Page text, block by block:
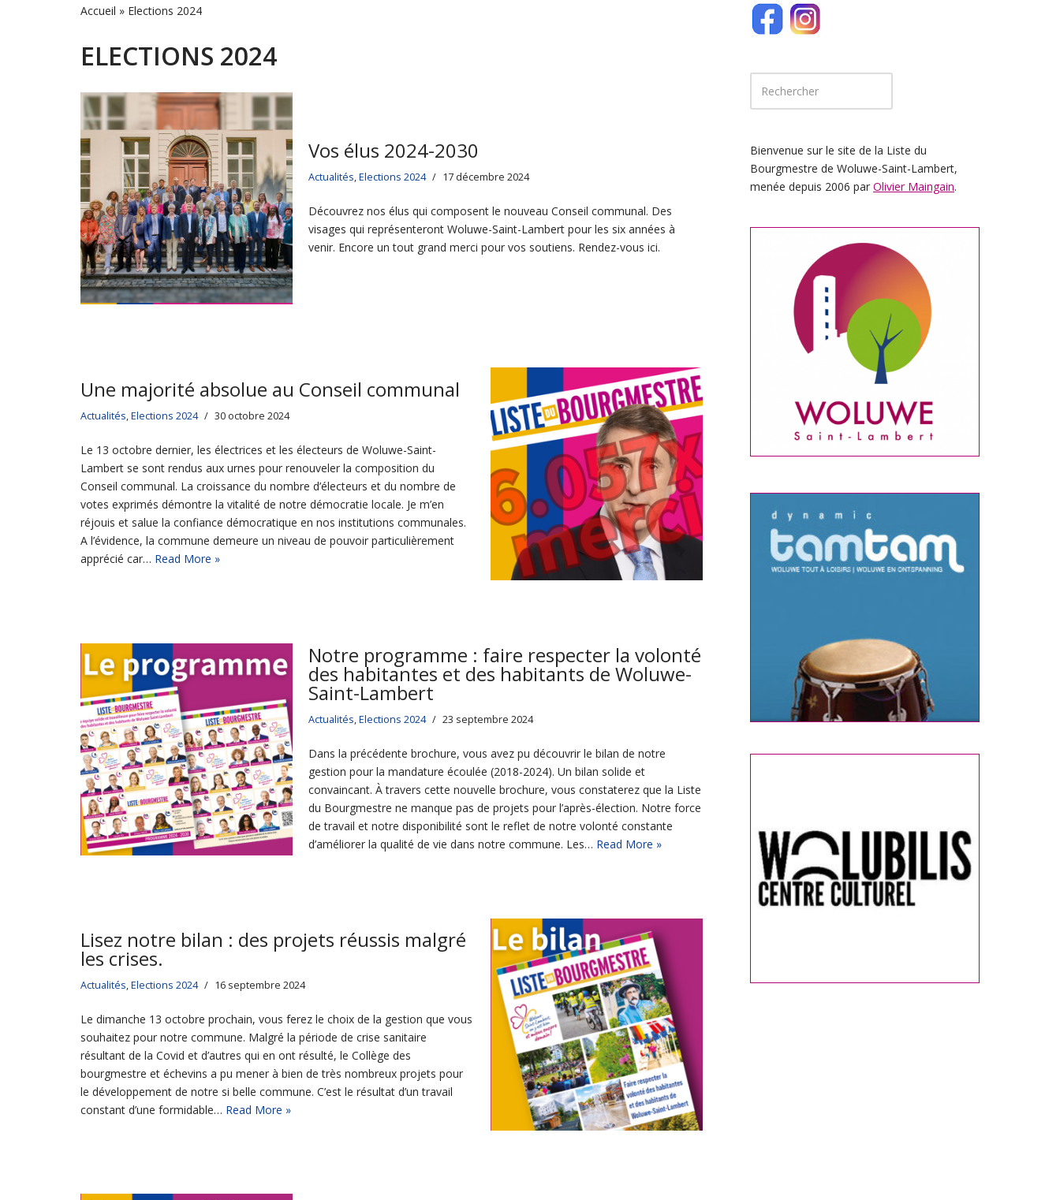
Accueil » Elections 2024
ELECTIONS 2024
Vos élus 2024-2030
Actualités,Elections 2024 17 décembre 2024
Découvrez nos élus qui composent le nouveau Conseil communal. Des
visages qui représenteront Woluwe-Saint-Lambert pour les six années à
venir. Encore un tout grand merci pour vos soutiens. Rendez-vous ici.
Une majorité absolue au Conseil communal
Actualités,Elections 2024 30 octobre 2024
Le 13 octobre dernier, les électrices et les électeurs de Woluwe-Saint-
Lambert se sont rendus aux urnes pour renouveler la composition du
Conseil communal. La croissance du nombre d’électeurs et du nombre de
votes exprimés démontre la vitalité de notre démocratie locale. Je m’en
réjouis et salue la confiance démocratique en nos institutions communales.
A l’évidence, la commune demeure un niveau de pouvoir particulièrement
apprécié car… Read More »
Notre programme : faire respecter la volonté
des habitantes et des habitants de Woluwe-
Saint-Lambert
Actualités,Elections 2024 23 septembre 2024
Dans la précédente brochure, vous avez pu découvrir le bilan de notre
gestion pour la mandature écoulée (2018-2024). Un bilan solide et
convaincant. À travers cette nouvelle brochure, vous constaterez que la Liste
du Bourgmestre ne manque pas de projets pour l’après-élection. Notre force
de travail et notre disponibilité sont le reflet de notre volonté constante
d’améliorer la qualité de vie dans notre commune. Les… Read More »
Lisez notre bilan : des projets réussis malgré
les crises.
Actualités,Elections 2024 16 septembre 2024
Le dimanche 13 octobre prochain, vous ferez le choix de la gestion que vous
souhaitez pour notre commune. Malgré la période de crise sanitaire
résultant de la Covid et d’autres qui en ont résulté, le Collège des
bourgmestre et échevins a pu mener à bien de très nombreux projets pour
le développement de notre si belle commune. C’est le résultat d’un travail
constant d’une formidable… Read More »
Bienvenue sur le site de la Liste du
Bourgmestre de Woluwe-Saint-Lambert,
menée depuis 2006 par Olivier Maingain.